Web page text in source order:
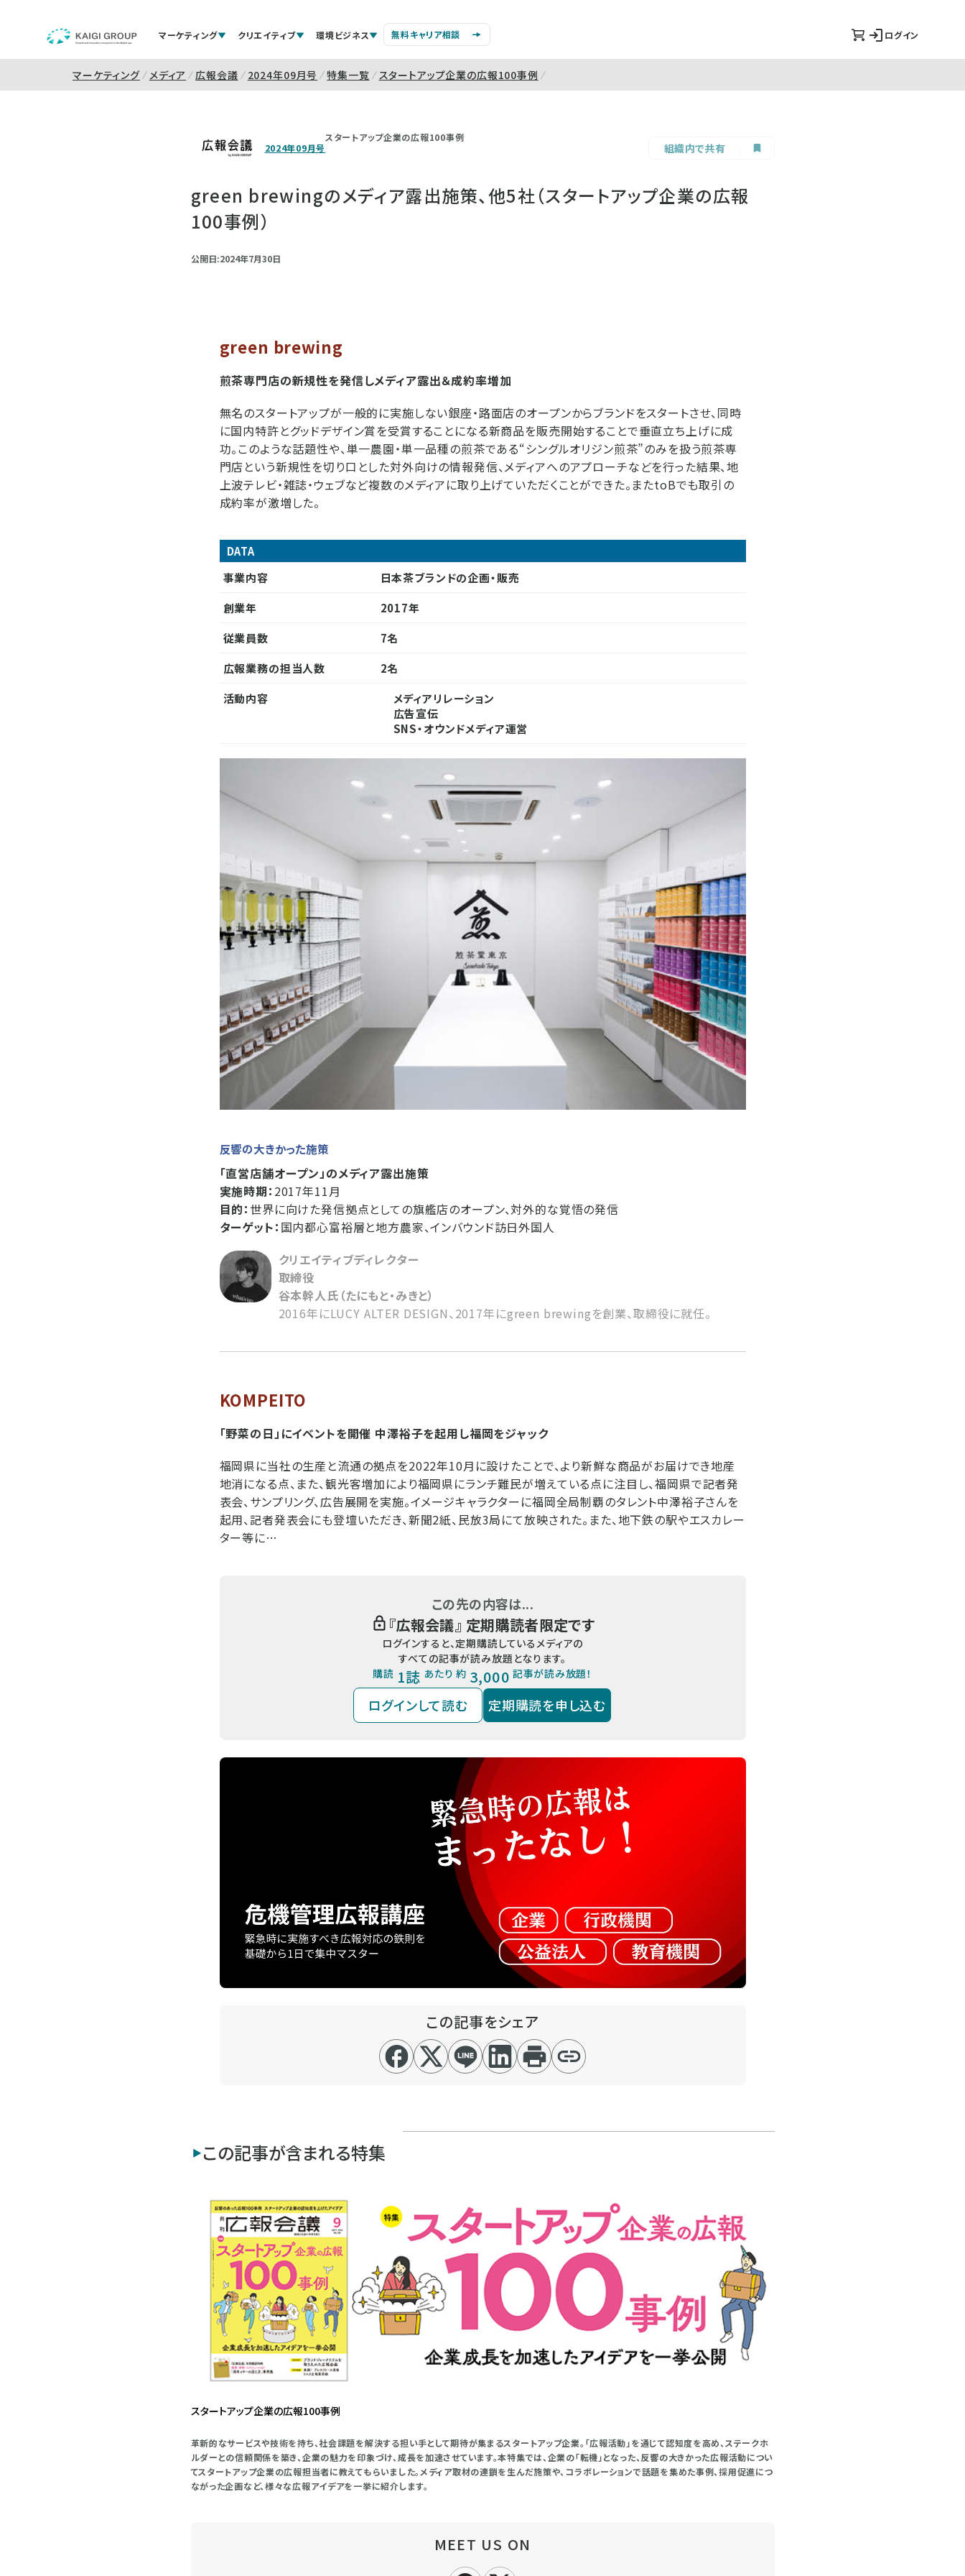
マーケティング クリエイティブ 環境ビジネス 無料キャリア相談 ログイン
マーケティング メディア 広報会議 2024年09月号 特集一覧 スタートアップ企業の広報100事例
2024年09月号
スタートアップ企業の広報100事例
組織内で共有
green brewingのメディア露出施策、他5社（スタートアップ企業の広報
100事例）
公開日:2024年7月30日
green brewing
煎茶専門店の新規性を発信しメディア露出＆成約率増加
無名のスタートアップが一般的に実施しない銀座・路面店のオープンからブランドをスタートさせ、同時
に国内特許とグッドデザイン賞を受賞することになる新商品を販売開始することで垂直立ち上げに成
功。このような話題性や、単一農園・単一品種の煎茶である“シングルオリジン煎茶”のみを扱う煎茶専
門店という新規性を切り口とした対外向けの情報発信、メディアへのアプローチなどを行った結果、地
上波テレビ・雑誌・ウェブなど複数のメディアに取り上げていただくことができた。またtoBでも取引の
成約率が激増した。
DATA
事業内容
日本茶ブランドの企画・販売
創業年
2017年
従業員数
7名
広報業務の担当人数
2名
活動内容
メディアリレーション
広告宣伝
SNS・オウンドメディア運営
反響の大きかった施策
「直営店舗オープン」のメディア露出施策
実施時期： 2017年11月
目的： 世界に向けた発信拠点としての旗艦店のオープン、対外的な覚悟の発信
ターゲット： 国内都心富裕層と地方農家、インバウンド訪日外国人
クリエイティブディレクター
取締役
谷本幹人氏（たにもと・みきと）
2016年にLUCY ALTER DESIGN、2017年にgreen brewingを創業、取締役に就任。
KOMPEITO
「野菜の日」にイベントを開催 中澤裕子を起用し福岡をジャック
福岡県に当社の生産と流通の拠点を2022年10月に設けたことで、より新鮮な商品がお届けでき地産
地消になる点、また、観光客増加により福岡県にランチ難民が増えている点に注目し、福岡県で記者発
表会、サンプリング、広告展開を実施。イメージキャラクターに福岡全局制覇のタレント中澤裕子さんを
起用、記者発表会にも登壇いただき、新聞2紙、民放3局にて放映された。また、地下鉄の駅やエスカレー
ター等に…
この先の内容は...
『広報会議』 定期購読者限定です
ログインすると、定期購読しているメディアの
すべての記事が読み放題となります。
購読 1誌 あたり 約 3,000 記事が読み放題！
ログインして読む 定期購読を申し込む
この記事をシェア
この記事が含まれる特集
スタートアップ企業の広報100事例
革新的なサービスや技術を持ち、社会課題を解決する担い手として期待が集まるスタートアップ企業。「広報活動」を通じて認知度を高め、ステークホ
ルダーとの信頼関係を築き、企業の魅力を印象づけ、成長を加速させています。本特集では、企業の「転機」となった、反響の大きかった広報活動につい
てスタートアップ企業の広報担当者に教えてもらいました。メディア取材の連鎖を生んだ施策や、コラボレーションで話題を集めた事例、採用促進につ
ながった企画など、様々な広報アイデアを一挙に紹介します。
MEET US ON